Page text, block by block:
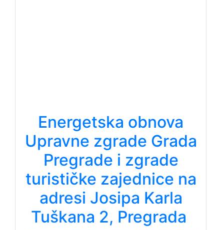
Energetska obnova
Upravne zgrade Grada
Pregrade i zgrade
turističke zajednice na
adresi Josipa Karla
Tuškana 2, Pregrada